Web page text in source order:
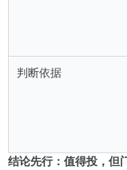
判断依据
结论先行：值得投，但